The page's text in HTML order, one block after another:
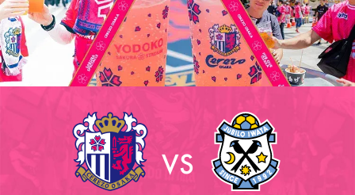
スタジアム
YANMAR HANASAKA STADIUM
DAZNで観戦
アウェイツアー
アウェイツアー
パートナー企業募集中 セレッソ大阪VISAカード サポートスタッフ
セレッソアイデアちょうだいな 応援商店街
Lise（ライセンスビジネス）
サステナビリティ
サステナビリティポリシー SDGsのゴール インパクトレポート
スポーツクラブ
スポーツクラブ
関連団体/施設
SAKURA SOCIO 招待券引換方法 まいセレチケット 会員規定
婚姻届・出生届・命名書
ニュース
すべて チーム グッズ チケット イベント ファンクラブ
ホームタウン パートナー スポーツクラブ メディア 30周年
レディース
アカデミー
VS